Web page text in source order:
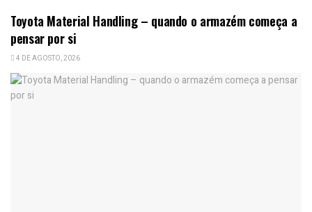
Toyota Material Handling – quando o armazém começa a
pensar por si
4 DE AGOSTO, 2026